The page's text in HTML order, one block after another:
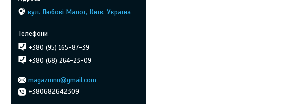
вул. Любові Малої, Київ, Україна
+380 (95) 165-87-39
+380 (68) 264-23-09
magazmnu@gmail.com
+380682642309